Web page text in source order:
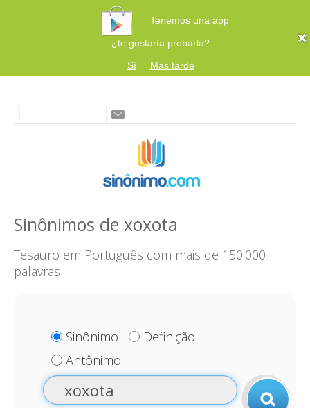
Tenemos una app
¿te gustaría probarla?
Sí
Más tarde
Sinônimos de xoxota
Tesauro em Português com mais de 150.000
palavras
Sinônimo
Definição
Antônimo